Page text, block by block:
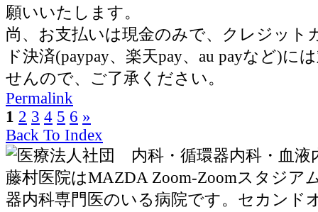
願いいたします。
尚、お支払いは現金のみで、クレジット
ド決済(paypay、楽天pay、au payなど)に
せんので、ご了承ください。
Permalink
1 2 3 4 5 6 »
Back To Index